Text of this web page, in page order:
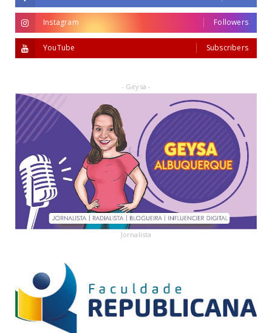
Instagram Followers
YouTube Subscribers
- Geysa -
Jornalista